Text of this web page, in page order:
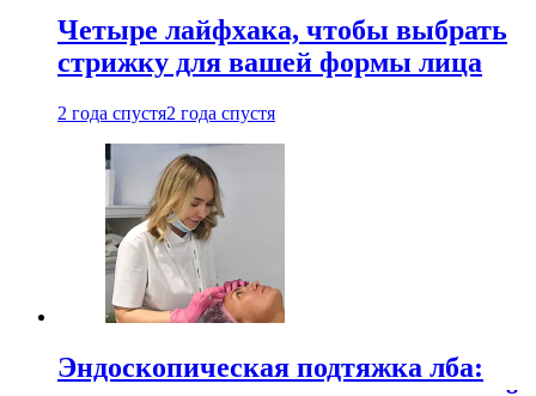
Четыре лайфхака, чтобы выбрать
стрижку для вашей формы лица
2 года спустя2 года спустя
Эндоскопическая подтяжка лба: